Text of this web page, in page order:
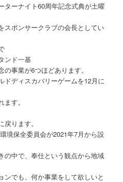
ターナイト60周年記念式典が土曜
スポンサークラブの会長としてい
ンド一基
事業が6つほどあります。
ドディスカバリーゲームを12月に
す。
ります。
境保全委員会が2021年7月から設
の中で、奉仕という観点から地域
ンでも、何か事業をして欲しいと